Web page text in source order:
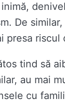
De similar,
presa riscul
tind să
au mai
cu